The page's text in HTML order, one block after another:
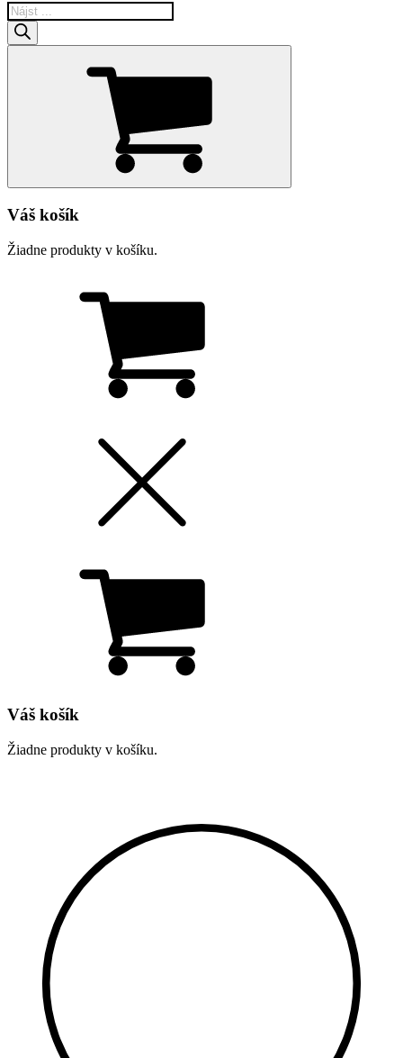
Products
search
Váš košík
Žiadne produkty v košíku.
Váš košík
Žiadne produkty v košíku.